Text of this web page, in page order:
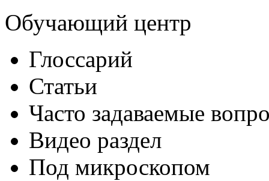
Обучающий центр
Глоссарий
Статьи
Часто задаваемые
Видео раздел
Под микроскопом